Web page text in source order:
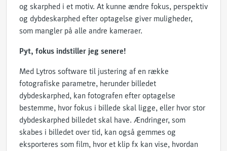
og skarphed i et motiv. At kunne ændre fokus, perspektiv
og dybdeskarphed efter optagelse giver muligheder,
som mangler på alle andre kameraer.
Pyt, fokus indstiller jeg senere!
Med Lytros software til justering af en række
fotografiske parametre, herunder billedet
dybdeskarphed, kan fotografen efter optagelse
bestemme, hvor fokus i billede skal ligge, eller hvor stor
dybdeskarphed billedet skal have. Ændringer, som
skabes i billedet over tid, kan også gemmes og
eksporteres som film, hvor et klip fx kan vise, hvordan